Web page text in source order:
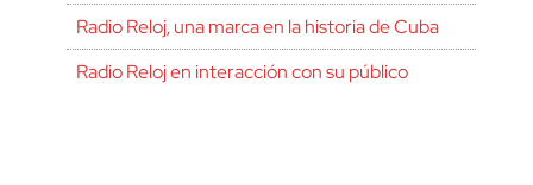
Radio Reloj, una marca en la historia de Cuba
Radio Reloj en interacción con su público